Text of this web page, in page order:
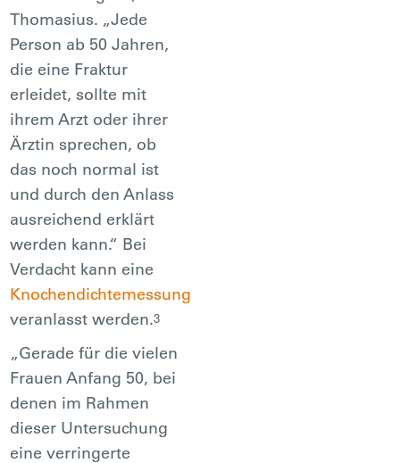
Thomasius. „Jede
Person ab 50 Jahren,
die eine Fraktur
erleidet, sollte mit
ihrem Arzt oder ihrer
Ärztin sprechen, ob
das noch normal ist
und durch den Anlass
ausreichend erklärt
werden kann.“ Bei
Verdacht kann eine
Knochendichtemessung
veranlasst werden.3
„Gerade für die vielen
Frauen Anfang 50, bei
denen im Rahmen
dieser Untersuchung
eine verringerte